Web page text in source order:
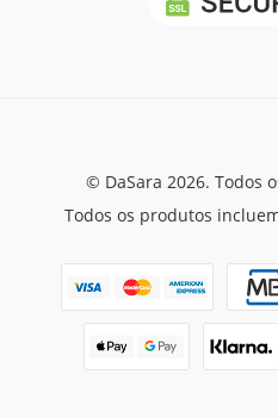
© DaSara 2026. Todos
Todos os produtos